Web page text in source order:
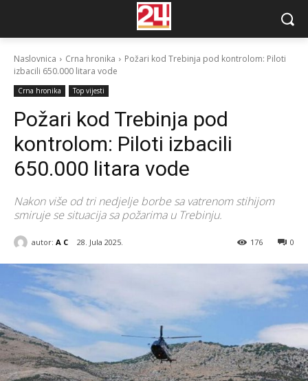
Naslovnica Crna hronika
Požari kod Trebinja pod kontrolom: Piloti
izbacili 650.000 litara vode
Crna hronika Top vijesti
Požari kod Trebinja pod
kontrolom: Piloti izbacili
650.000 litara vode
Nakon više od tri nedjelje borbe sa vatrenom stihijom
smiruje se situacija sa požarima u Trebinju.
autor: A C 28. Jula 2025. 0
176